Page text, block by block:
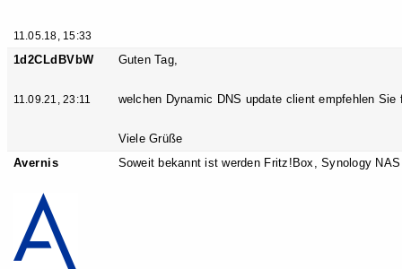
11.05.18, 15:33
1d2CLdBVbW
11.09.21, 23:11
Guten Tag,
welchen Dynamic DNS update client empfehlen Sie
Viele Grüße
Avernis
Soweit bekannt ist werden Fritz!Box, Synology